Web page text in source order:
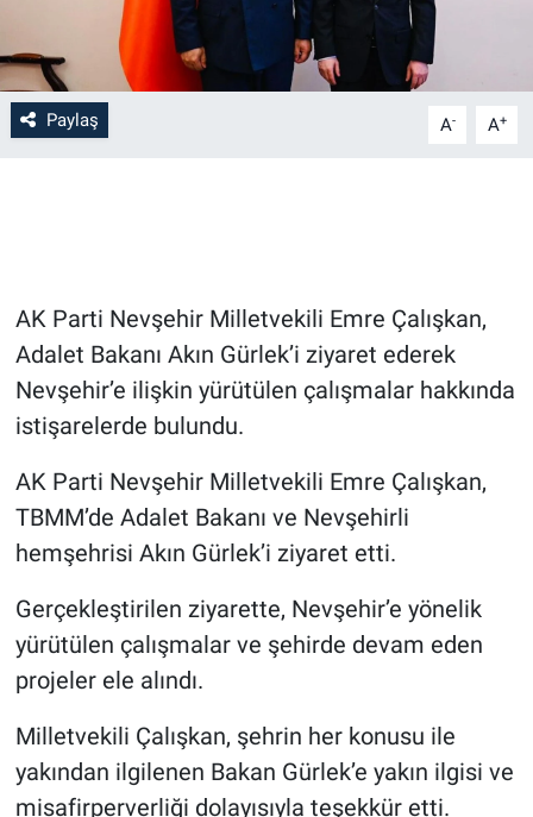
Paylaş A- A+
AK Parti Nevşehir Milletvekili Emre Çalışkan,
Adalet Bakanı Akın Gürlek’i ziyaret ederek
Nevşehir’e ilişkin yürütülen çalışmalar hakkında
istişarelerde bulundu.
AK Parti Nevşehir Milletvekili Emre Çalışkan,
TBMM’de Adalet Bakanı ve Nevşehirli
hemşehrisi Akın Gürlek’i ziyaret etti.
Gerçekleştirilen ziyarette, Nevşehir’e yönelik
yürütülen çalışmalar ve şehirde devam eden
projeler ele alındı.
Milletvekili Çalışkan, şehrin her konusu ile
yakından ilgilenen Bakan Gürlek’e yakın ilgisi ve
misafirperverliği dolayısıyla teşekkür etti.
3.Sayfa
Medya
Bilim-Tek
Kayseri
Niğde
Aksaray
Yerel
Genel
Asayiş
Kültür - Sanat
Politika